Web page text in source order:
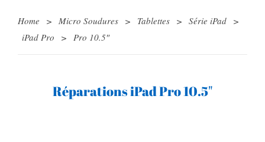
Home > Micro Soudures > Tablettes > Série iPad >
iPad Pro
> Pro 10.5″
Réparations iPad Pro 10.5"